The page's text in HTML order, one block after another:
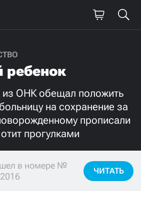
ОНК обещал положить
на сохранение за
прописали
прогулками
в номере №
ЧИТАТЬ
работу!
Разово
1000
300